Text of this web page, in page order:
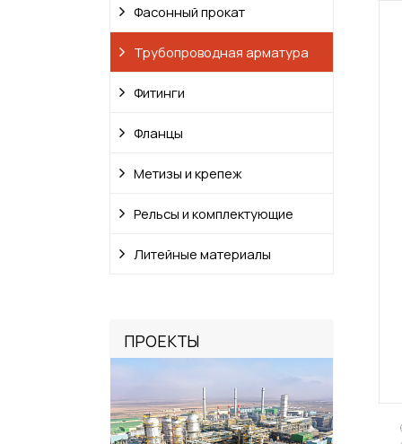
Фасонный прокат
Трубопроводная арматура
Фитинги
Фланцы
Метизы и крепеж
Рельсы и комплектующие
Литейные материалы
ПРОЕКТЫ